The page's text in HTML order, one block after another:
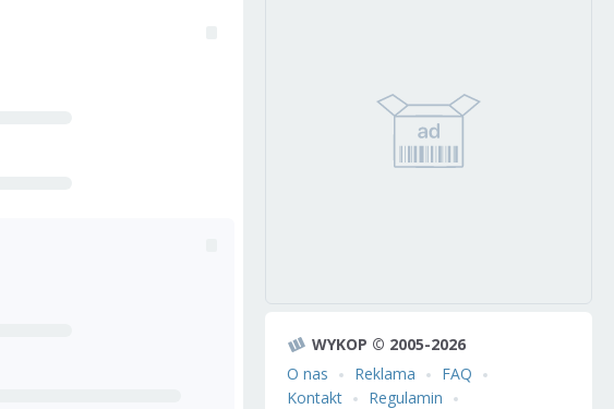
WYKOP © 2005-2026
O nas
Reklama
FAQ
Kontakt
Regulamin